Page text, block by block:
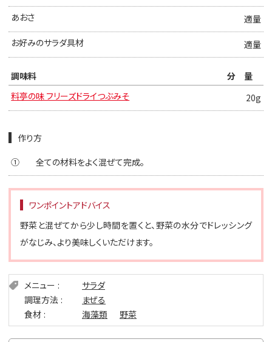
あおさ
適量
お好みのサラダ具材
適量
調味料
分量
料亭の味 フリーズドライつぶみそ
20g
作り方
①
全ての材料をよく混ぜて完成。
ワンポイントアドバイス
野菜と混ぜてから少し時間を置くと、野菜の水分でドレッシング
がなじみ、より美味しくいただけます。
メニュー
サラダ
調理方法
まぜる
食材
海藻類 野菜